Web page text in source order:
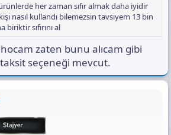
her zaman sıfır almak daha iyidir
nasıl kullandı bilemezsin tavsiyem 13 bin
sıfırını al
hocam zaten bunu alıcam gibi
seçeneği mevcut.